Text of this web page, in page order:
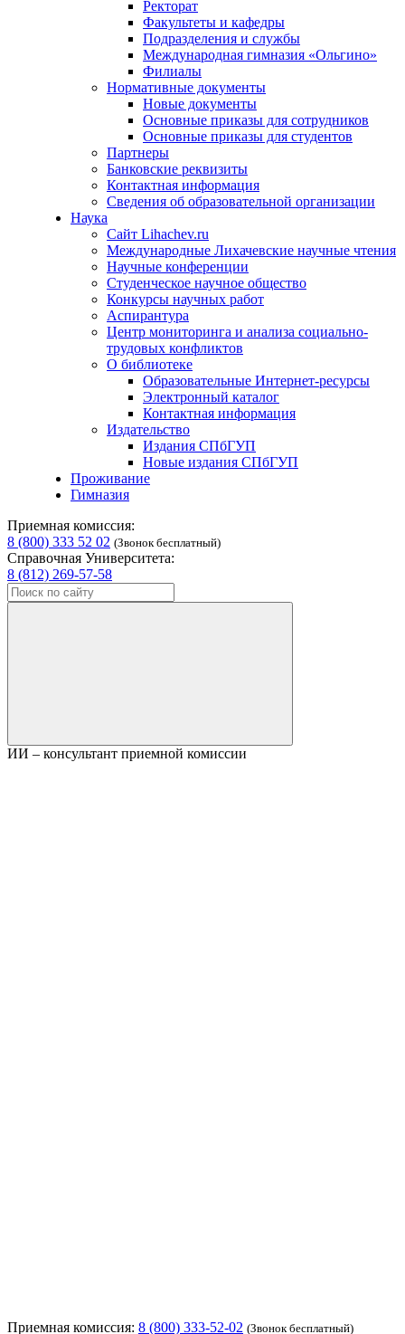
Ректорат
Факультеты и кафедры
Подразделения и службы
Международная гимназия «Ольгино»
Филиалы
Нормативные документы
Новые документы
Основные приказы для сотрудников
Основные приказы для студентов
Партнеры
Банковские реквизиты
Контактная информация
Сведения об образовательной организации
Наука
Сайт Lihachev.ru
Международные Лихачевские научные чтения
Научные конференции
Студенческое научное общество
Конкурсы научных работ
Аспирантура
Центр мониторинга и анализа социально-
трудовых конфликтов
О библиотеке
Образовательные Интернет-ресурсы
Электронный каталог
Контактная информация
Издательство
Издания СПбГУП
Новые издания СПбГУП
Проживание
Гимназия
Приемная комиссия:
8 (800) 333 52 02 (Звонок бесплатный)
Справочная Университета:
8 (812) 269-57-58
ИИ – консультант приемной комиссии
Приемная комиссия: 8 (800) 333-52-02 (Звонок бесплатный)